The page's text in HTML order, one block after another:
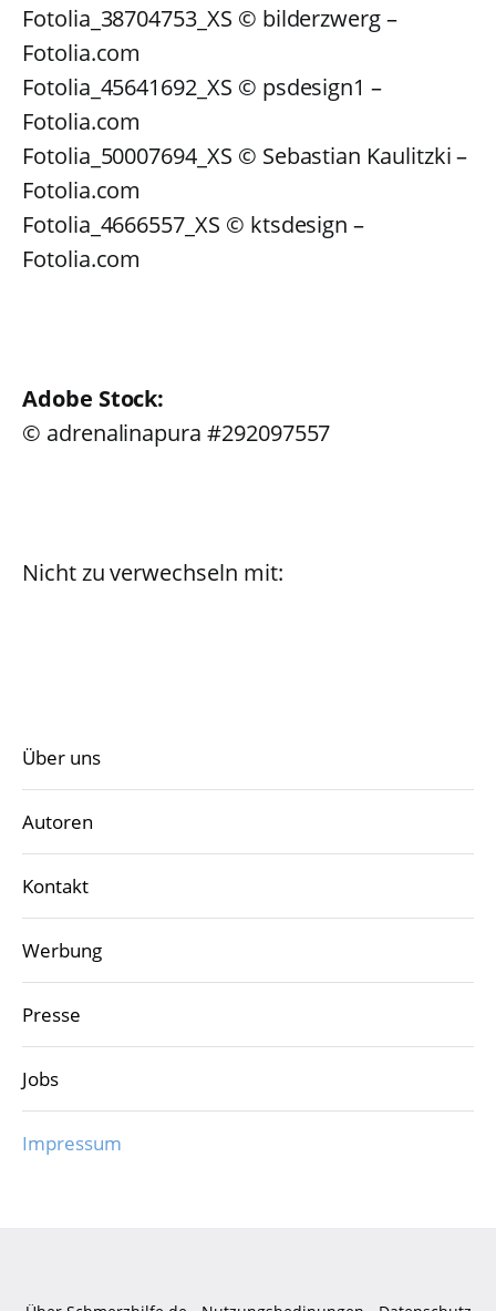
Fotolia_38704753_XS © bilderzwerg –
Fotolia.com
Fotolia_45641692_XS © psdesign1 –
Fotolia.com
Fotolia_50007694_XS © Sebastian Kaulitzki –
Fotolia.com
Fotolia_4666557_XS © ktsdesign –
Fotolia.com
Adobe Stock:
© adrenalinapura #292097557
Nicht zu verwechseln mit:
Über uns
Autoren
Kontakt
Werbung
Presse
Jobs
Impressum